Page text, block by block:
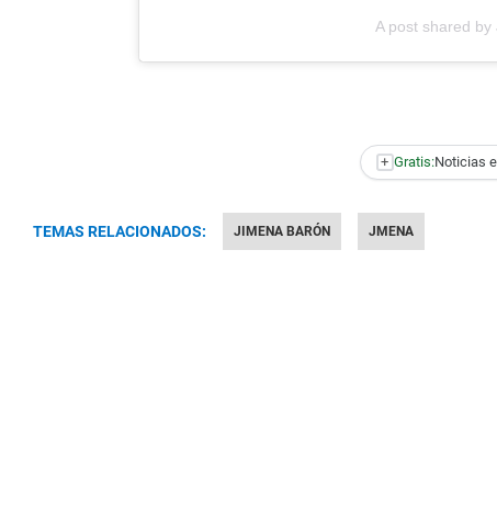
A post shared by
+ Gratis:Noticias
TEMAS RELACIONADOS: JIMENA BARÓN JMENA